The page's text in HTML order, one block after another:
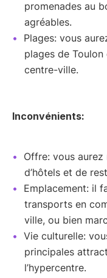
promenades au
agréables.
Plages: vous
plages de Toulon
centre-ville.
Inconvénients:
Offre: vous
d’hôtels et de
Emplacement: il
transports en
ville, ou bien
Vie culturelle:
principales
l’hypercentre.